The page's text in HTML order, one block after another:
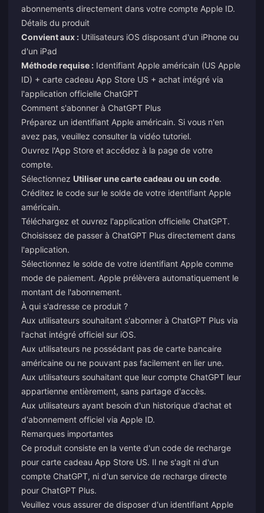
abonnements directement dans votre compte Apple ID.
Détails du produit
Convient aux : Utilisateurs iOS disposant d'un iPhone ou
d'un iPad
Méthode requise : Identifiant Apple américain (US Apple
ID) + carte cadeau App Store US + achat intégré via
l'application officielle ChatGPT
Comment s'abonner à ChatGPT Plus
Préparez un identifiant Apple américain. Si vous n'en
avez pas, veuillez consulter la vidéo tutoriel.
Ouvrez l'App Store et accédez à la page de votre
compte.
Sélectionnez Utiliser une carte cadeau ou un code.
Créditez le code sur le solde de votre identifiant Apple
américain.
Téléchargez et ouvrez l'application officielle ChatGPT.
Choisissez de passer à ChatGPT Plus directement dans
l'application.
Sélectionnez le solde de votre identifiant Apple comme
mode de paiement. Apple prélèvera automatiquement le
montant de l'abonnement.
À qui s'adresse ce produit ?
Aux utilisateurs souhaitant s'abonner à ChatGPT Plus via
l'achat intégré officiel sur iOS.
Aux utilisateurs ne possédant pas de carte bancaire
américaine ou ne pouvant pas facilement en lier une.
Aux utilisateurs souhaitant que leur compte ChatGPT leur
appartienne entièrement, sans partage d'accès.
Aux utilisateurs ayant besoin d'un historique d'achat et
d'abonnement officiel via Apple ID.
Remarques importantes
Ce produit consiste en la vente d'un code de recharge
pour carte cadeau App Store US. Il ne s'agit ni d'un
compte ChatGPT, ni d'un service de recharge directe
pour ChatGPT Plus.
Veuillez vous assurer de disposer d'un identifiant Apple